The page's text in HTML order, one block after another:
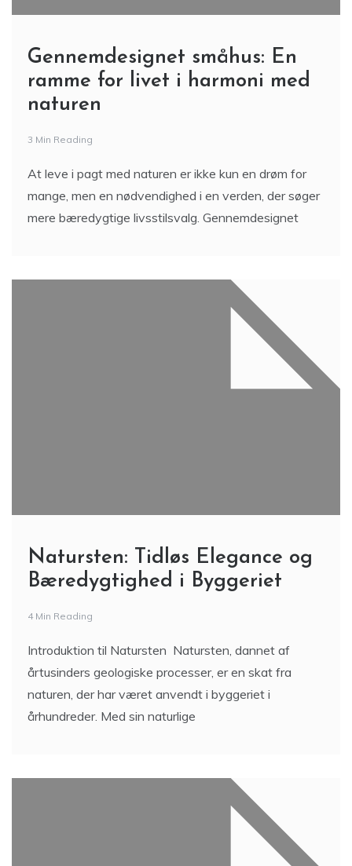
Gennemdesignet småhus: En
ramme for livet i harmoni med
naturen
3 Min Reading
At leve i pagt med naturen er ikke kun en drøm for
mange, men en nødvendighed i en verden, der søger
mere bæredygtige livsstilsvalg. Gennemdesignet
Natursten: Tidløs Elegance og
Bæredygtighed i Byggeriet
4 Min Reading
Introduktion til Natursten Natursten, dannet af
årtusinders geologiske processer, er en skat fra
naturen, der har været anvendt i byggeriet i
århundreder. Med sin naturlige